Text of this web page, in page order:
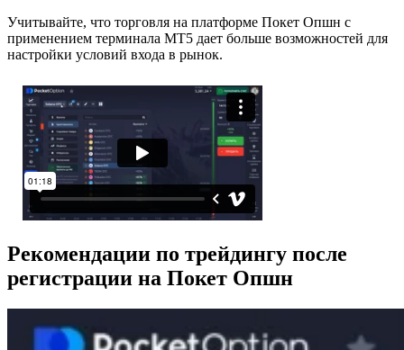
Учитывайте, что торговля на платформе Покет Опшн с
применением терминала MT5 дает больше возможностей для
настройки условий входа в рынок.
Рекомендации по трейдингу после
регистрации на Покет Опшн